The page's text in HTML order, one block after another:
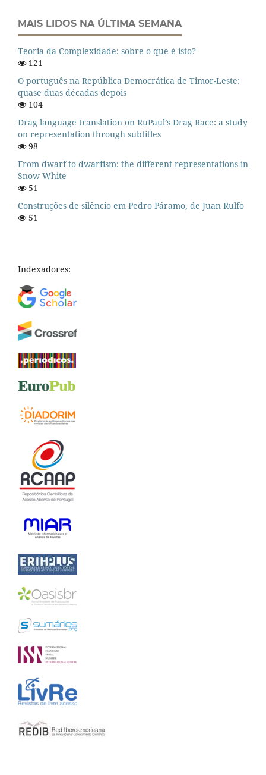
MAIS LIDOS NA ÚLTIMA SEMANA
Teoria da Complexidade: sobre o que é isto?
121
O português na República Democrática de Timor-Leste:
quase duas décadas depois
104
Drag language translation on RuPaul’s Drag Race: a study
on representation through subtitles
98
From dwarf to dwarfism: the different representations in
Snow White
51
Construções de silêncio em Pedro Páramo, de Juan Rulfo
51
Indexadores: